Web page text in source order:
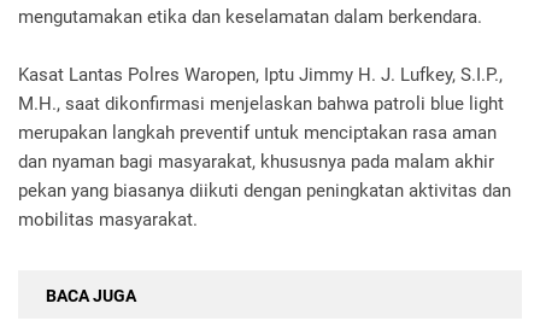
mengutamakan etika dan keselamatan dalam berkendara.
Kasat Lantas Polres Waropen, Iptu Jimmy H. J. Lufkey, S.I.P.,
M.H., saat dikonfirmasi menjelaskan bahwa patroli blue light
merupakan langkah preventif untuk menciptakan rasa aman
dan nyaman bagi masyarakat, khususnya pada malam akhir
pekan yang biasanya diikuti dengan peningkatan aktivitas dan
mobilitas masyarakat.
BACA JUGA